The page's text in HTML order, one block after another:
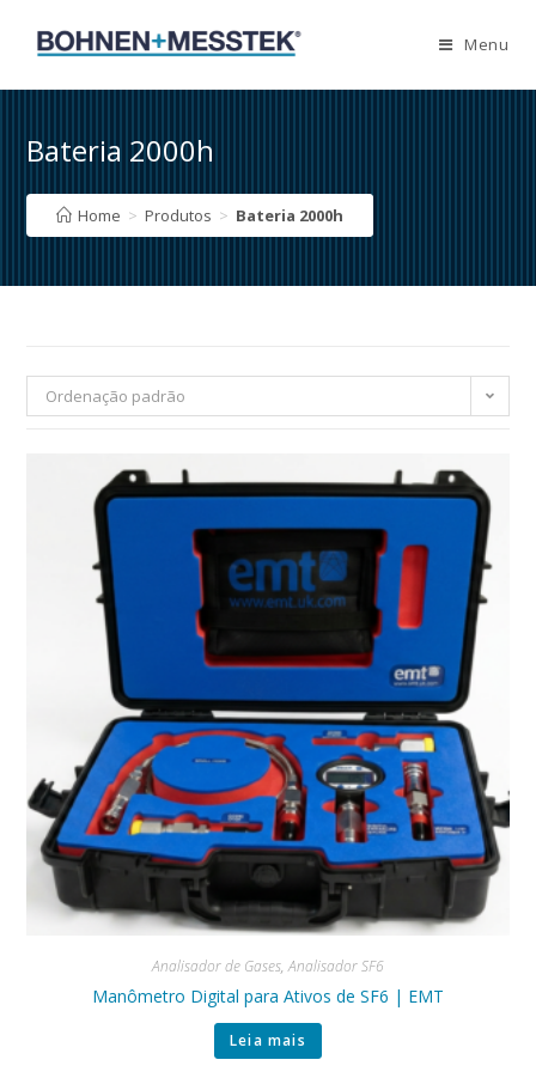
Menu
Bateria 2000h
Home > Produtos > Bateria 2000h
Ordenação padrão
Analisador de Gases,Analisador SF6
Manômetro Digital para Ativos de SF6 | EMT
Leia mais